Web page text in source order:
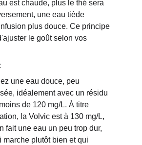
est chaude, plus le thé sera
une eau tiède
plus douce. Ce principe
le goût selon vos
:
une eau douce, peu
idéalement avec un résidu
de 120 mg/L. À titre
la Volvic est à 130 mg/L,
fait une eau un peu trop dur,
marche plutôt bien et qui